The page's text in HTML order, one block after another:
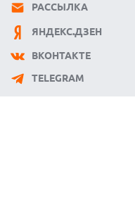
РАССЫЛКА
ЯНДЕКС.ДЗЕН
ВКОНТАКТЕ
TELEGRAM